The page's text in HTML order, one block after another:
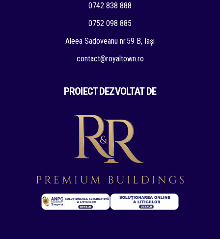
0742 838 888
0752 098 885
Aleea Sadoveanu nr.59 B, Iași
contact@royaltown.ro
PROIECT DEZVOLTAT DE